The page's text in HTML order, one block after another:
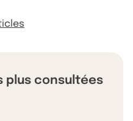
plus consultées